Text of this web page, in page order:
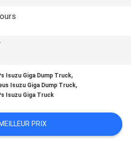
Isuzu Giga Dump Truck,
Isuzu Giga Dump Truck,
Isuzu Giga Truck
MEILLEUR PRIX